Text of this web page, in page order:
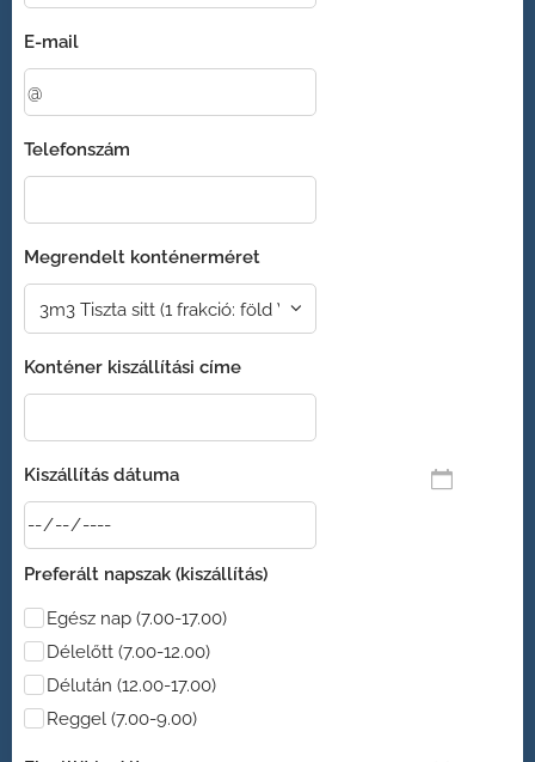
E-mail
Telefonszám
Megrendelt konténerméret
Konténer kiszállítási címe
Kiszállítás dátuma
Preferált napszak (kiszállítás)
Egész nap (7.00-17.00)
Délelőtt (7.00-12.00)
Délután (12.00-17.00)
Reggel (7.00-9.00)